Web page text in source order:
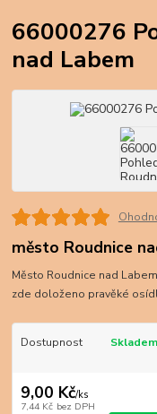
66000276
nad Labem
město Roudnice
Město Roudnice nad
zde doloženo pravěké
Dostupnost
9,00 Kč/ks
7,44 Kč bez DPH